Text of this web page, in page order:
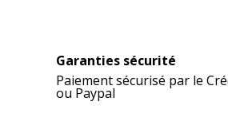
Garanties sécurité
Paiement sécurisé par le
ou Paypal